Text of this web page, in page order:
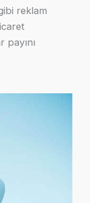
reklam
payını